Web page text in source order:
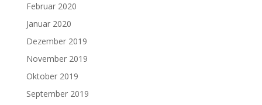
Februar 2020
Januar 2020
Dezember 2019
November 2019
Oktober 2019
September 2019